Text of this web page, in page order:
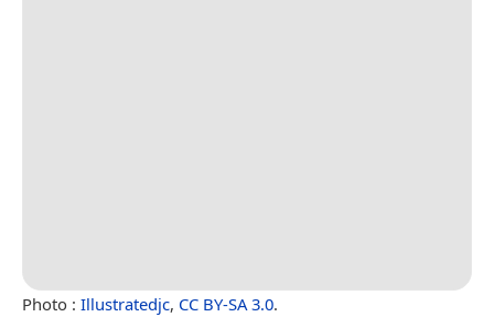
Photo : Illustratedjc, CC BY-SA 3.0.